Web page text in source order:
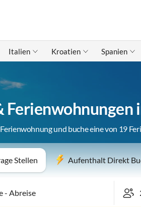
Italien Kroatien Spanien
Ferienwohnungen
und buche eine von 19
Stellen Aufenthalt Direkt
-Abreise